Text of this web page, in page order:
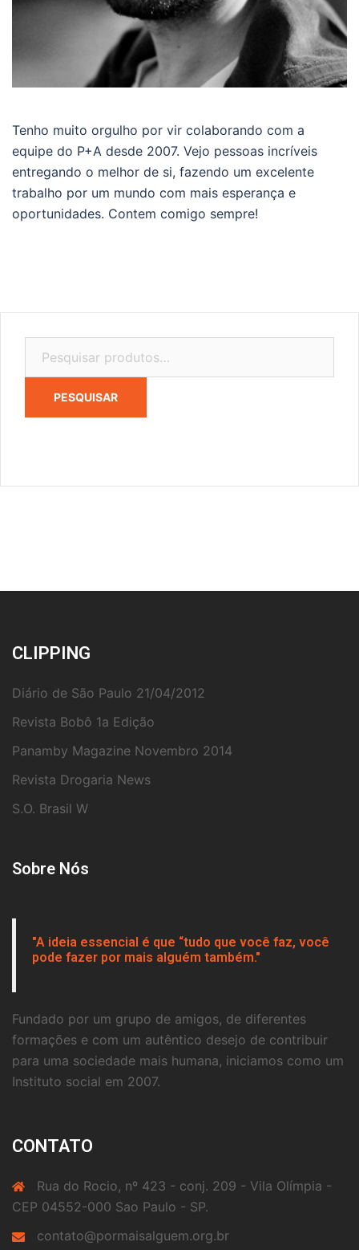
Tenho muito orgulho por vir colaborando com a
equipe do P+A desde 2007. Vejo pessoas incríveis
entregando o melhor de si, fazendo um excelente
trabalho por um mundo com mais esperança e
oportunidades. Contem comigo sempre!
PESQUISAR
CLIPPING
Diário de São Paulo 21/04/2012
Revista Bobô 1a Edição
Panamby Magazine Novembro 2014
Revista Drogaria News
S.O. Brasil W
Sobre Nós
"A ideia essencial é que “tudo que você faz, você
pode fazer por mais alguém também."
Fundado por um grupo de amigos, de diferentes
formações e com um autêntico desejo de contribuir
para uma sociedade mais humana, iniciamos como um
Instituto social em 2007.
CONTATO
Rua do Rocio, nº 423 - conj. 209 - Vila Olímpia -
CEP 04552-000 Sao Paulo - SP.
contato@pormaisalguem.org.br